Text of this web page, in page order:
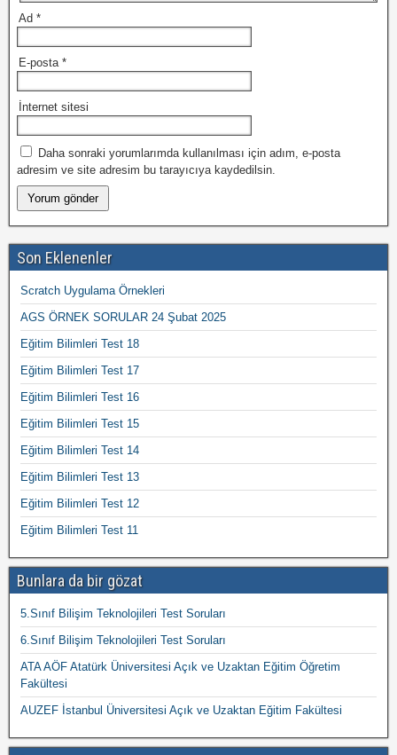
Ad *
E-posta *
İnternet sitesi
Daha sonraki yorumlarımda kullanılması için adım, e-posta
adresim ve site adresim bu tarayıcıya kaydedilsin.
Son Eklenenler
Scratch Uygulama Örnekleri
AGS ÖRNEK SORULAR 24 Şubat 2025
Eğitim Bilimleri Test 18
Eğitim Bilimleri Test 17
Eğitim Bilimleri Test 16
Eğitim Bilimleri Test 15
Eğitim Bilimleri Test 14
Eğitim Bilimleri Test 13
Eğitim Bilimleri Test 12
Eğitim Bilimleri Test 11
Bunlara da bir gözat
5.Sınıf Bilişim Teknolojileri Test Soruları
6.Sınıf Bilişim Teknolojileri Test Soruları
ATA AÖF Atatürk Üniversitesi Açık ve Uzaktan Eğitim Öğretim
Fakültesi
AUZEF İstanbul Üniversitesi Açık ve Uzaktan Eğitim Fakültesi